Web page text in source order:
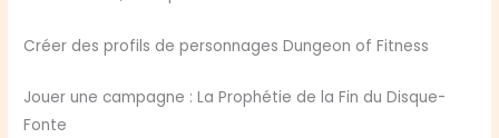
Créer des profils de personnages Dungeon of Fitness
Jouer une campagne : La Prophétie de la Fin du Disque-
Fonte